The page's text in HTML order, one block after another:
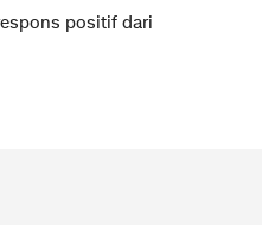
positif dari